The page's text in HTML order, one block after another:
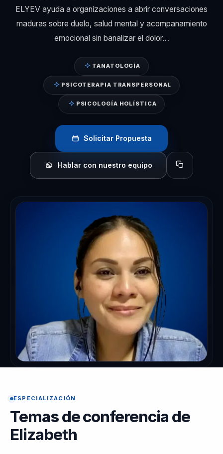
ELYEV ayuda a organizaciones a abrir conversaciones
maduras sobre duelo, salud mental y acompanamiento
emocional sin banalizar el dolor…
TANATOLOGÍA
PSICOTERAPIA TRANSPERSONAL
PSICOLOGÍA HOLÍSTICA
Solicitar Propuesta
Hablar con nuestro equipo Copiar perfil
ESPECIALIZACIÓN
Temas de conferencia de
Elizabeth